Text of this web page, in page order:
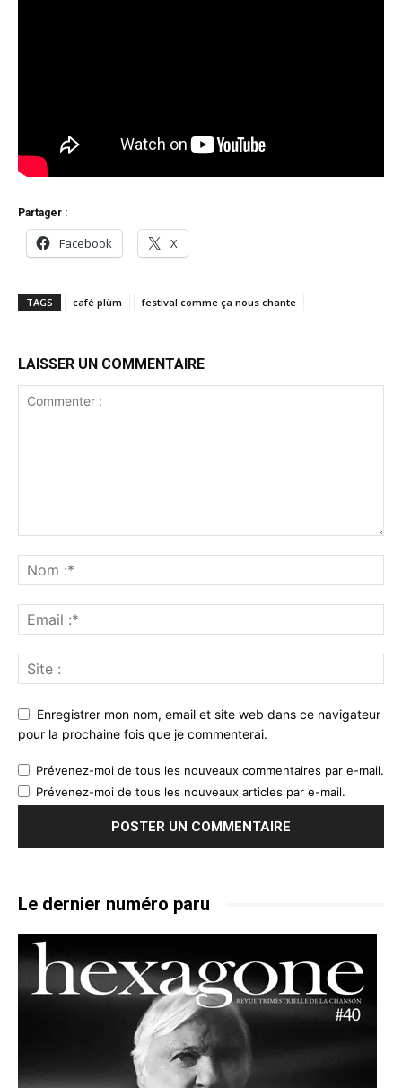
Partager :
Facebook X
TAGS café plùm festival comme ça nous chante
LAISSER UN COMMENTAIRE
Enregistrer mon nom, email et site web dans ce navigateur
pour la prochaine fois que je commenterai.
Prévenez-moi de tous les nouveaux commentaires par e-mail.
Prévenez-moi de tous les nouveaux articles par e-mail.
Le dernier numéro paru